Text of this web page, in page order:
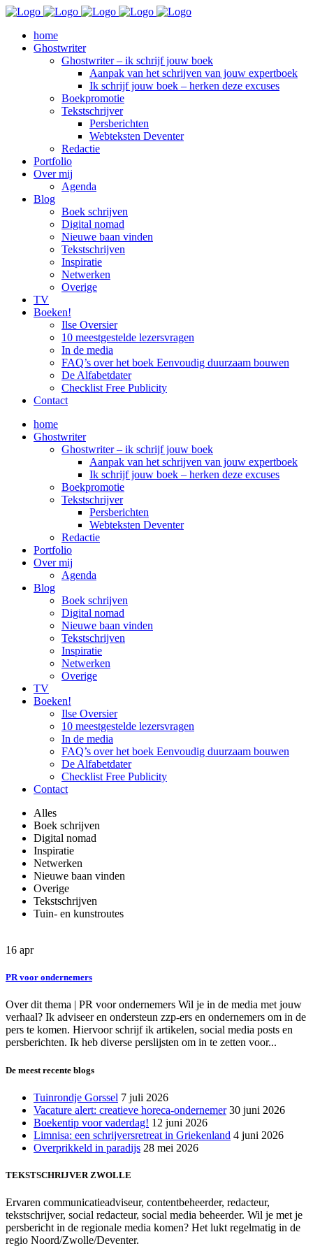
home
Ghostwriter
Ghostwriter – ik schrijf jouw boek
Aanpak van het schrijven van jouw expertboek
Ik schrijf jouw boek – herken deze excuses
Boekpromotie
Tekstschrijver
Persberichten
Webteksten Deventer
Redactie
Portfolio
Over mij
Agenda
Blog
Boek schrijven
Digital nomad
Nieuwe baan vinden
Tekstschrijven
Inspiratie
Netwerken
Overige
TV
Boeken!
Ilse Oversier
10 meestgestelde lezersvragen
In de media
FAQ’s over het boek Eenvoudig duurzaam bouwen
De Alfabetdater
Checklist Free Publicity
Contact
home
Ghostwriter
Ghostwriter – ik schrijf jouw boek
Aanpak van het schrijven van jouw expertboek
Ik schrijf jouw boek – herken deze excuses
Boekpromotie
Tekstschrijver
Persberichten
Webteksten Deventer
Redactie
Portfolio
Over mij
Agenda
Blog
Boek schrijven
Digital nomad
Nieuwe baan vinden
Tekstschrijven
Inspiratie
Netwerken
Overige
TV
Boeken!
Ilse Oversier
10 meestgestelde lezersvragen
In de media
FAQ’s over het boek Eenvoudig duurzaam bouwen
De Alfabetdater
Checklist Free Publicity
Contact
Alles
Boek schrijven
Digital nomad
Inspiratie
Netwerken
Nieuwe baan vinden
Overige
Tekstschrijven
Tuin- en kunstroutes
16 apr
PR voor ondernemers
Over dit thema | PR voor ondernemers Wil je in de media met jouw
verhaal? Ik adviseer en ondersteun zzp-ers en ondernemers om in de
pers te komen. Hiervoor schrijf ik artikelen, social media posts en
persberichten. Ik heb diverse perslijsten om in te zetten voor...
De meest recente blogs
Tuinrondje Gorssel 7 juli 2026
Vacature alert: creatieve horeca-ondernemer 30 juni 2026
Boekentip voor vaderdag! 12 juni 2026
Limnisa: een schrijversretreat in Griekenland 4 juni 2026
Overprikkeld in paradijs 28 mei 2026
TEKSTSCHRIJVER ZWOLLE
Ervaren communicatieadviseur, contentbeheerder, redacteur,
tekstschrijver, social redacteur, social media beheerder. Wil je met je
persbericht in de regionale media komen? Het lukt regelmatig in de
regio Noord/Zwolle/Deventer.